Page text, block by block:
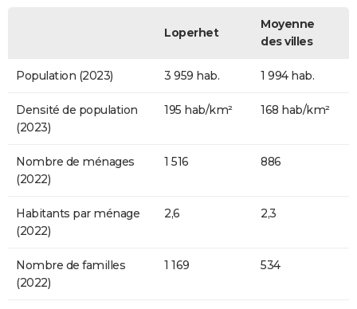
Loperhet
Moyenne
des villes
Population (2023) 3 959 hab. 1 994 hab.
Densité de population
(2023)
195 hab/km² 168 hab/km²
Nombre de ménages
(2022)
1 516 886
Habitants par ménage
(2022)
2,6 2,3
Nombre de familles
(2022)
1 169 534